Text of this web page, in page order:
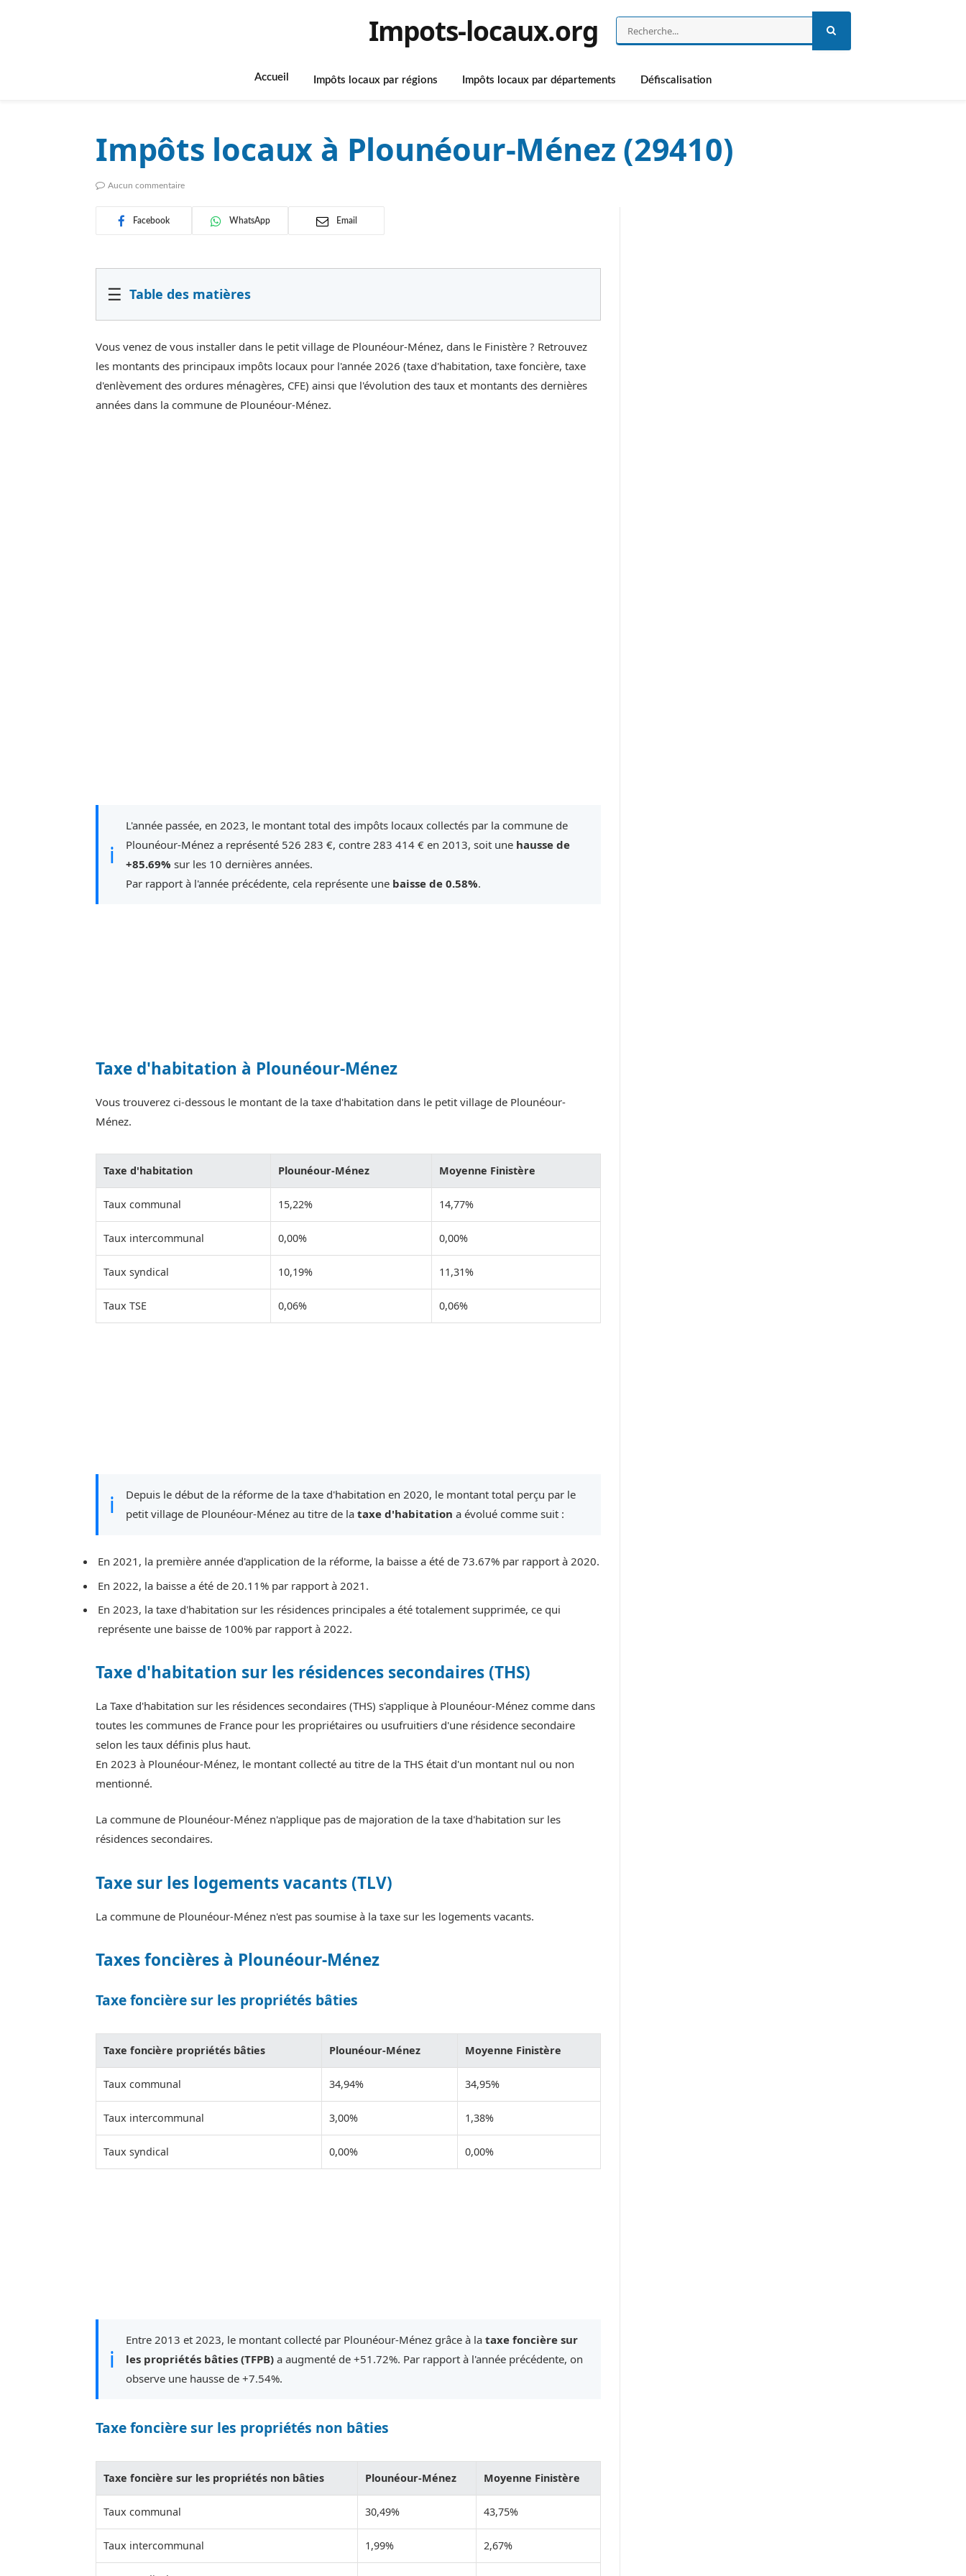
Impots-locaux.org
Accueil Impôts locaux par régions Impôts locaux par départements Défiscalisation
Impôts locaux à Plounéour-Ménez (29410)
Aucun commentaire
Facebook WhatsApp Email
☰ Table des matières
Vous venez de vous installer dans le petit village de Plounéour-Ménez, dans le Finistère ? Retrouvez
les montants des principaux impôts locaux pour l'année 2026 (taxe d'habitation, taxe foncière, taxe
d'enlèvement des ordures ménagères, CFE) ainsi que l'évolution des taux et montants des dernières
années dans la commune de Plounéour-Ménez.
ℹ
L'année passée, en 2023, le montant total des impôts locaux collectés par la commune de
Plounéour-Ménez a représenté 526 283 €, contre 283 414 € en 2013, soit une hausse de
+85.69% sur les 10 dernières années.
Par rapport à l'année précédente, cela représente une baisse de 0.58%.
Taxe d'habitation à Plounéour-Ménez
Vous trouverez ci-dessous le montant de la taxe d'habitation dans le petit village de Plounéour-
Ménez.
Taxe d'habitation Plounéour-Ménez Moyenne Finistère
Taux communal 15,22% 14,77%
Taux intercommunal 0,00% 0,00%
Taux syndical 10,19% 11,31%
Taux TSE 0,06% 0,06%
ℹ
Depuis le début de la réforme de la taxe d'habitation en 2020, le montant total perçu par le
petit village de Plounéour-Ménez au titre de la taxe d'habitation a évolué comme suit :
En 2021, la première année d'application de la réforme, la baisse a été de 73.67% par rapport à 2020.
En 2022, la baisse a été de 20.11% par rapport à 2021.
En 2023, la taxe d'habitation sur les résidences principales a été totalement supprimée, ce qui
représente une baisse de 100% par rapport à 2022.
Taxe d'habitation sur les résidences secondaires (THS)
La Taxe d'habitation sur les résidences secondaires (THS) s'applique à Plounéour-Ménez comme dans
toutes les communes de France pour les propriétaires ou usufruitiers d'une résidence secondaire
selon les taux définis plus haut.
En 2023 à Plounéour-Ménez, le montant collecté au titre de la THS était d'un montant nul ou non
mentionné.
La commune de Plounéour-Ménez n'applique pas de majoration de la taxe d'habitation sur les
résidences secondaires.
Taxe sur les logements vacants (TLV)
La commune de Plounéour-Ménez n'est pas soumise à la taxe sur les logements vacants.
Taxes foncières à Plounéour-Ménez
Taxe foncière sur les propriétés bâties
Taxe foncière propriétés bâties Plounéour-Ménez Moyenne Finistère
Taux communal 34,94% 34,95%
Taux intercommunal 3,00% 1,38%
Taux syndical 0,00% 0,00%
ℹ
Entre 2013 et 2023, le montant collecté par Plounéour-Ménez grâce à la taxe foncière sur
les propriétés bâties (TFPB) a augmenté de +51.72%. Par rapport à l'année précédente, on
observe une hausse de +7.54%.
Taxe foncière sur les propriétés non bâties
Taxe foncière sur les propriétés non bâties Plounéour-Ménez Moyenne Finistère
Taux communal 30,49% 43,75%
Taux intercommunal 1,99% 2,67%